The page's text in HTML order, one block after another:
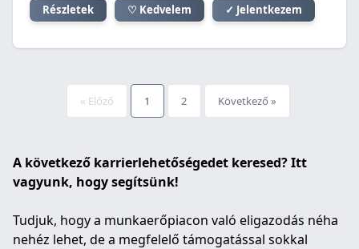
Részletek ♡ Kedvelem ✓ Jelentkezem
« Előző 1 2 Következő »
A következő karrierlehetőségedet keresed? Itt
vagyunk, hogy segítsünk!
Tudjuk, hogy a munkaerőpiacon való eligazodás néha
nehéz lehet, de a megfelelő támogatással sokkal